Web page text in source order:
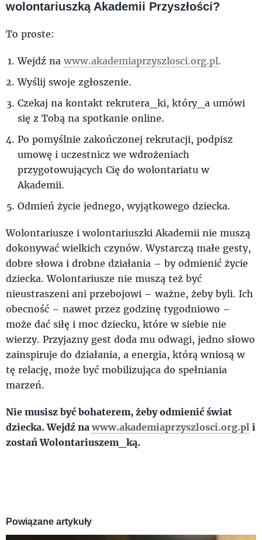
wolontariuszką Akademii Przyszłości?
To proste:
Wejdź na www.akademiaprzyszlosci.org.pl.
Wyślij swoje zgłoszenie.
Czekaj na kontakt rekrutera_ki, który_a umówi
się z Tobą na spotkanie online.
Po pomyślnie zakończonej rekrutacji, podpisz
umowę i uczestnicz we wdrożeniach
przygotowujących Cię do wolontariatu w
Akademii.
Odmień życie jednego, wyjątkowego dziecka.
Wolontariusze i wolontariuszki Akademii nie muszą
dokonywać wielkich czynów. Wystarczą małe gesty,
dobre słowa i drobne działania – by odmienić życie
dziecka. Wolontariusze nie muszą też być
nieustraszeni ani przebojowi – ważne, żeby byli. Ich
obecność – nawet przez godzinę tygodniowo –
może dać siłę i moc dziecku, które w siebie nie
wierzy. Przyjazny gest doda mu odwagi, jedno słowo
zainspiruje do działania, a energia, którą wniosą w
tę relację, może być mobilizująca do spełniania
marzeń.
Nie musisz być bohaterem, żeby odmienić świat
dziecka. Wejdź nawww.akademiaprzyszlosci.org.pl i
zostań Wolontariuszem_ką.
Powiązane artykuły